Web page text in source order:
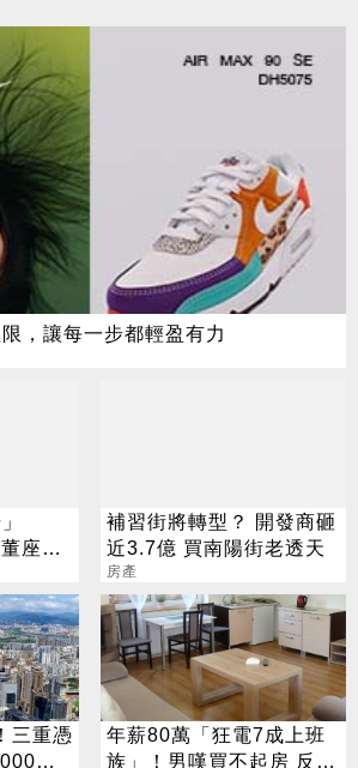
，讓每一步都輕盈有力
座邱
補習街將轉型？ 開發商砸
近3.7億 買南陽街老透天
房產
三重憑
官
年薪80萬「狂電7成上班
族」！男嘆買不起房 反遭